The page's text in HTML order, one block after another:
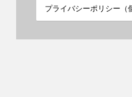
プライバシーポリシー（